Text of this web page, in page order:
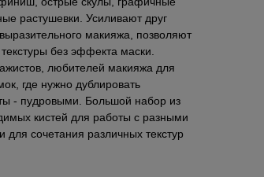
растушевки. Усиливают друг
макияжа, позволяют
без эффекта маски.
любителей макияжа для
где нужно дублировать
- пудровыми. Большой набор из
кистей для работы с разными
сочетания различных текстур